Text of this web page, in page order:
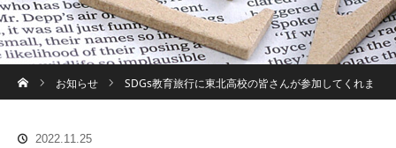
お知らせ
SDGs教育旅行に東北高校の皆さんが参加してくれま
2022.11.25